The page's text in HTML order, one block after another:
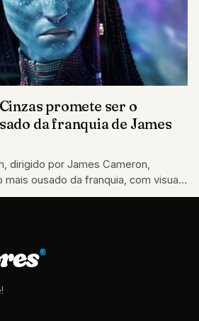
promete ser o
da franquia de James
dirigido por James Cameron,
ousado da franquia, com visuais
®